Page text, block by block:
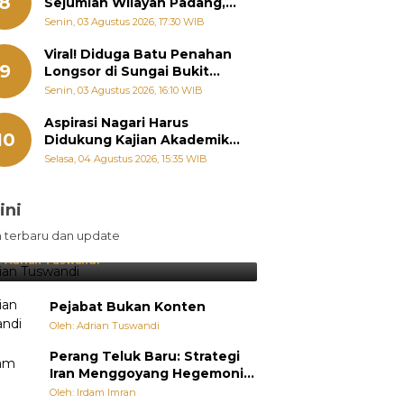
Fadly Amran Perintahkan
Senin, 03 Agustus 2026, 17:30 WIB
9
Viral! Diduga Batu Penahan
Longsor di Sungai Bukit
Nago Padang Diambil, Warga
Senin, 03 Agustus 2026, 16:10 WIB
Aspirasi Nagari Harus
Didukung Kajian Akademik,
Zigo Rolanda: Agar Mudah
Selasa, 04 Agustus 2026, 15:35 WIB
terbaru dan update
Lebih Diunggulkan, tetapi
Selalu Punya Cara Membuat
Adrian Tuswandi
Pejabat Bukan Konten
Oleh: Adrian Tuswandi
Perang Teluk Baru: Strategi
Iran Menggoyang Hegemoni
AS dari Dalam
Oleh: Irdam Imran